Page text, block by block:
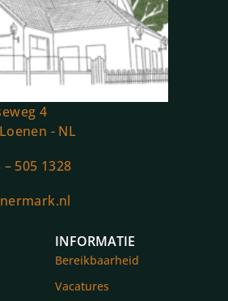
4
- NL
– 505 1328
INFORMATIE
Bereikbaarheid
Vacatures